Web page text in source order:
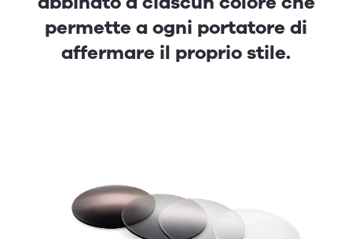
permette a ogni portatore di
affermare il proprio stile.